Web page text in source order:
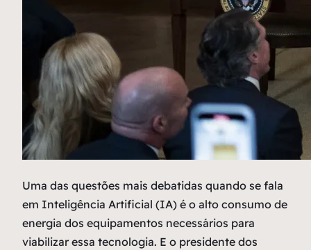
Uma das questões mais debatidas quando se fala
em Inteligência Artificial (IA) é o alto consumo de
energia dos equipamentos necessários para
viabilizar essa tecnologia. E o presidente dos